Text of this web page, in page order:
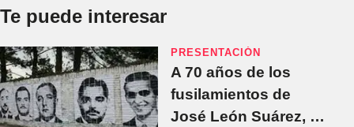
Te puede interesar
PRESENTACIÓN
A 70 años de los
fusilamientos de
José León Suárez, un